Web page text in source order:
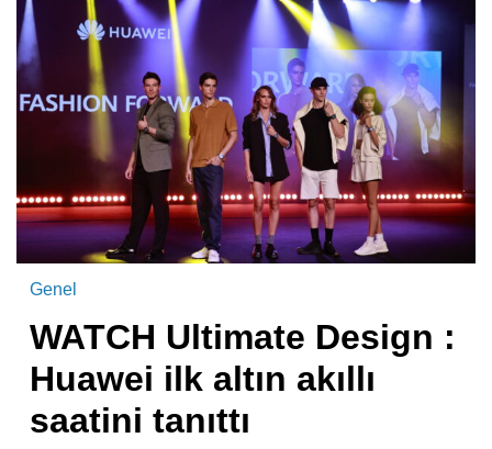
Genel
WATCH Ultimate Design :
Huawei ilk altın akıllı
saatini tanıttı